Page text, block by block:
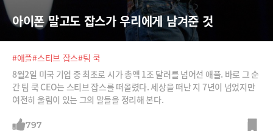
아이폰 말고도 잡스가 우리에게 남겨준 것
#애플#스티브 잡스#팀 쿡
8월2일 미국 기업 중 최초로 시가 총액 1조 달러를 넘어선 애플. 바로 그 순
간 팀 쿡 CEO는 스티브 잡스를 떠올렸다. 세상을 떠난 지 7년이 넘었지만
여전히 울림이 있는 그의 말들을 정리해 본다.
797